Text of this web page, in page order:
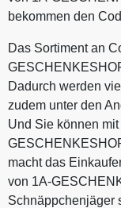
bekommen den
Das Sortiment an
Dadurch werden
zudem unter den
Und Sie können
macht das
von 1A-
Schnäppchenjäger